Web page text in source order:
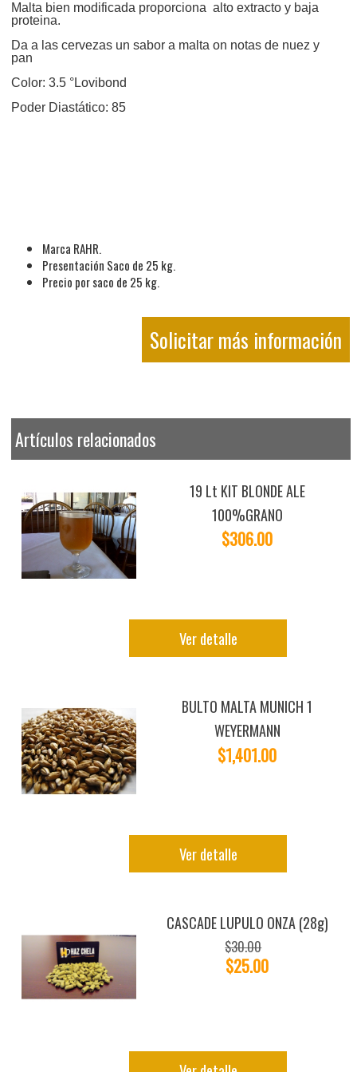
Malta bien modificada proporciona alto extracto y baja
proteina.
Da a las cervezas un sabor a malta on notas de nuez y
pan
Color: 3.5 °Lovibond
Poder Diastático: 85
Marca RAHR.
Presentación Saco de 25 kg.
Precio por saco de 25 kg.
Solicitar más información
Artículos relacionados
19 Lt KIT BLONDE ALE
100%GRANO
$306.00
Ver detalle
BULTO MALTA MUNICH 1
WEYERMANN
$1,401.00
Ver detalle
CASCADE LUPULO ONZA (28g)
$30.00
$25.00